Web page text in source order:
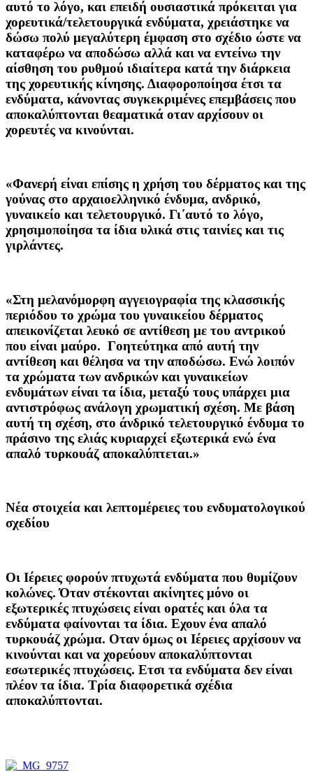
αυτό το λόγο, και επειδή ουσιαστικά πρόκειται για
χορευτικά/τελετουργικά ενδύματα, χρειάστηκε να
δώσω πολύ μεγαλύτερη έμφαση στο σχέδιο ώστε να
καταφέρω να αποδώσω αλλά και να εντείνω την
αίσθηση του ρυθμού ιδιαίτερα κατά την διάρκεια
της χορευτικής κίνησης. Διαφοροποίησα έτσι τα
ενδύματα, κάνοντας συγκεκριμένες επεμβάσεις που
αποκαλύπτονται θεαματικά οταν αρχίσουν οι
χορευτές να κινούνται.
«Φανερή είναι επίσης η χρήση του δέρματος και της
γούνας στο αρχαιοελληνικό ένδυμα, ανδρικό,
γυναικείο και τελετουργικό. Γι΄αυτό το λόγο,
χρησιμοποίησα τα ίδια υλικά στις ταινίες και τις
γιρλάντες.
«Στη μελανόμορφη αγγειογραφία της κλασσικής
περιόδου το χρώμα του γυναικείου δέρματος
απεικονίζεται λευκό σε αντίθεση με του αντρικού
που είναι μαύρο. Γοητεύτηκα από αυτή την
αντίθεση και θέλησα να την αποδώσω. Ενώ λοιπόν
τα χρώματα των ανδρικών και γυναικείων
ενδυμάτων είναι τα ίδια, μεταξύ τους υπάρχει μια
αντιστρόφως ανάλογη χρωματική σχέση. Με βάση
αυτή τη σχέση, στο άνδρικό τελετουργικό ένδυμα το
πράσινο της ελιάς κυριαρχεί εξωτερικά ενώ ένα
απαλό τυρκουάζ αποκαλύπτεται.»
Νέα στοιχεία και λεπτομέρειες του ενδυματολογικού
σχεδίου
Οι Ιέρειες φορούν πτυχωτά ενδύματα που θυμίζουν
κολώνες. Όταν στέκονται ακίνητες μόνο οι
εξωτερικές πτυχώσεις είναι ορατές και όλα τα
ενδύματα φαίνονται τα ίδια. Εχουν ένα απαλό
τυρκουάζ χρώμα. Οταν όμως οι Ιέρειες αρχίσουν να
κινούνται και να χορεύουν αποκαλύπτονται
εσωτερικές πτυχώσεις. Ετσι τα ενδύματα δεν είναι
πλέον τα ίδια. Τρία διαφορετικά σχέδια
αποκαλύπτονται.